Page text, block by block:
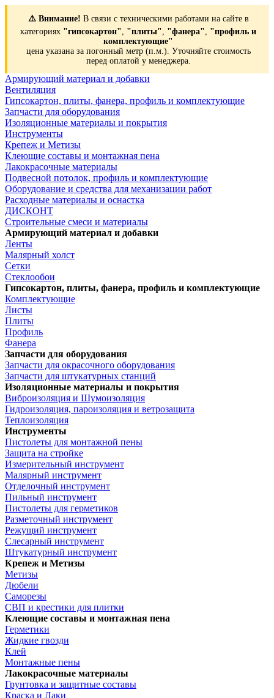
⚠️ Внимание! В связи с техническими работами на сайте в
категориях "гипсокартон", "плиты", "фанера", "профиль и
комплектующие"
цена указана за погонный метр (п.м.). Уточняйте стоимость
перед оплатой у менеджера.
Армирующий материал и добавки
Вентиляция
Гипсокартон, плиты, фанера, профиль и комплектующие
Запчасти для оборудования
Изоляционные материалы и покрытия
Инструменты
Крепеж и Метизы
Клеющие составы и монтажная пена
Лакокрасочные материалы
Подвесной потолок, профиль и комплектующие
Оборудование и средства для механизации работ
Расходные материалы и оснастка
ДИСКОНТ
Строительные смеси и материалы
Армирующий материал и добавки
Ленты
Малярный холст
Сетки
Стеклообои
Гипсокартон, плиты, фанера, профиль и комплектующие
Комплектующие
Листы
Плиты
Профиль
Фанера
Запчасти для оборудования
Запчасти для окрасочного оборудования
Запчасти для штукатурных станций
Изоляционные материалы и покрытия
Виброизоляция и Шумоизоляция
Гидроизоляция, пароизоляция и ветрозащита
Теплоизоляция
Инструменты
Пистолеты для монтажной пены
Защита на стройке
Измерительный инструмент
Малярный инструмент
Отделочный инструмент
Пильный инструмент
Пистолеты для герметиков
Разметочный инструмент
Режущий инструмент
Слесарный инструмент
Штукатурный инструмент
Крепеж и Метизы
Метизы
Дюбели
Саморезы
СВП и крестики для плитки
Клеющие составы и монтажная пена
Герметики
Жидкие гвозди
Клей
Монтажные пены
Лакокрасочные материалы
Грунтовка и защитные составы
Краска и Лаки